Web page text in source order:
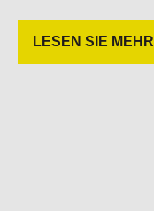
LESEN SIE MEHR